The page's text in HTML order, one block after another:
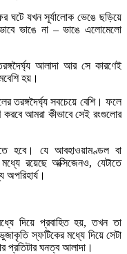
ঘটে যখন সূর্যালোক ভেঙে ছড়িয়ে
ভাঙে না – ভাঙে এলোমেলো
আলাদা আর সে কারণেই
হয়।
তরঙ্গদৈর্ঘ্য সবচেয়ে বেশি। ফলে
করবে আমরা কীভাবে সেই রংগুলোর
হবে। যে আবহাওয়ামণ্ডল বা
রয়েছে অক্সিজেনও, যেটাতে
অপরিহার্য।
দিয়ে প্রবাহিত হয়, তখন তা
স্ফটিকের মধ্যে দিয়ে সেটা
প্রতিটার ঘনত্ব আলাদা।